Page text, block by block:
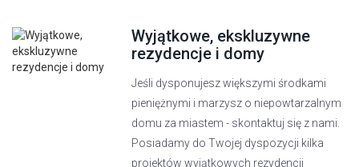
Wyjątkowe, ekskluzywne
rezydencje i domy
Jeśli dysponujesz większymi środkami
pieniężnymi i marzysz o niepowtarzalnym
domu za miastem - skontaktuj się z nami.
Posiadamy do Twojej dyspozycji kilka
projektów wyjątkowych rezydencji